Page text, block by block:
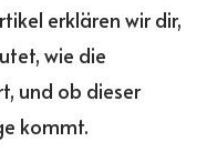
erklären wir dir,
wie die
und ob dieser
kommt.